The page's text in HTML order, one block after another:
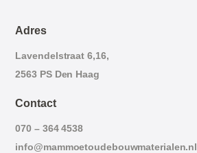
Adres
Lavendelstraat 6,16,
2563 PS Den Haag
Contact
070 – 364 4538
info@mammoetoudebouwmaterialen.nl